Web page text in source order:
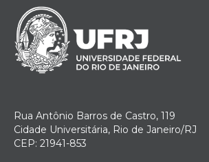
Rua Antônio Barros de Castro, 119
Cidade Universitária, Rio de Janeiro/RJ
CEP: 21941-853